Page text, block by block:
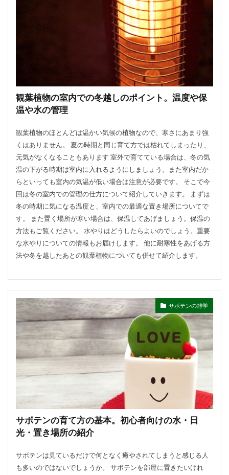
観葉植物の室内での冬越しのポイント。温度や保
温や水の管理
観葉植物のほとんどは温かい気候の植物なので、寒さにあまり強
くはありません。 夏の時期と同じ育て方では枯れてしまったり、
元気がなくなることもあります 室外で育てている場合は、冬の気
温の下がる時期は室内に入れるようにしましょう。また室内だか
らといっても室内の気温が低い場合は注意が必要です。 そこで今
回は冬の室内での管理の仕方について紹介していきます。 まずは
冬の時期に気になる温度と、室内での最適な置き場所についてで
す。 また置く場所が寒い場合は、保温してあげましょう。保温の
方法もご覧ください。 水やりはどうしたらよいのでしょう。重要
な水やりについての情報もお届けします。 他に耐寒性をあげる方
法や冬を越したあとの観葉植物についても併せて紹介します。
サボテンの雑学
サボテンの育て方の基本。初心者向けの水・日
光・置き場所の紹介
サボテンは見ているだけで何となく癒やされてしまうと感じる人
も多いのではないでしょうか。 サボテンを部屋に置きたいけれ